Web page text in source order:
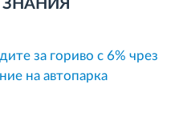
за гориво с 6% чрез
на автопарка